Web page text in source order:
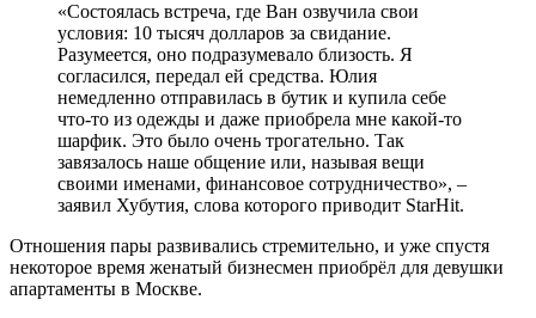
«Состоялась встреча, где Ван озвучила свои
условия: 10 тысяч долларов за свидание.
Разумеется, оно подразумевало близость. Я
согласился, передал ей средства. Юлия
немедленно отправилась в бутик и купила себе
что-то из одежды и даже приобрела мне какой-то
шарфик. Это было очень трогательно. Так
завязалось наше общение или, называя вещи
своими именами, финансовое сотрудничество», –
заявил Хубутия, слова которого приводит StarHit.
Отношения пары развивались стремительно, и уже спустя
некоторое время женатый бизнесмен приобрёл для девушки
апартаменты в Москве.